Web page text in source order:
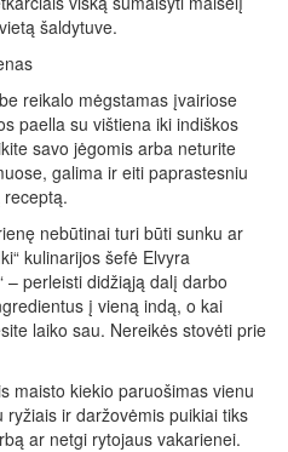
šaldytuve.
reikalo mėgstamas įvairiose
paella su vištiena iki indiškos
savo jėgomis arba neturite
galima ir eiti paprastesniu
nebūtinai turi būti sunku ar
kulinarijos šefė Elvyra
– perleisti didžiąją dalį darbo
į vieną indą, o kai
laiko sau. Nereikės stovėti prie
maisto kiekio paruošimas vienu
ir daržovėmis puikiai tiks
ar netgi rytojaus vakarienei.